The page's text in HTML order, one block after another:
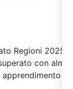
Regioni 2025
con